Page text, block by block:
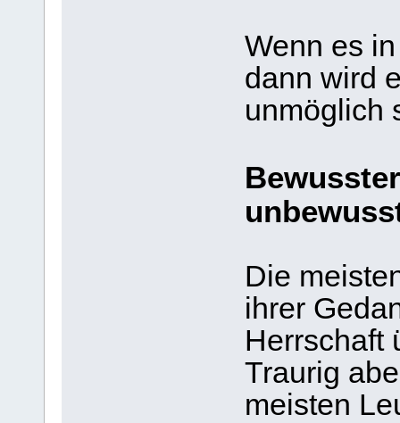
Wenn es
dann wird
unmöglich
Die
ihrer
Herrschaft
Traurig
meisten